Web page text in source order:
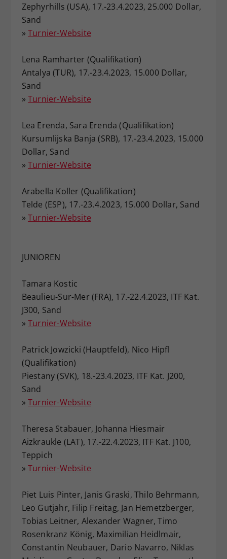
Zephyrhills (USA), 17.-23.4.2023, 25.000 Dollar,
Sand
» Turnier-Website
Lena Ramharter (Qualifikation)
Antalya (TUR), 17.-23.4.2023, 15.000 Dollar,
Sand
» Turnier-Website
Lea Erenda, Sara Erenda (Qualifikation)
Kursumlijska Banja (SRB), 17.-23.4.2023, 15.000
Dollar, Sand
» Turnier-Website
Arabella Koller (Qualifikation)
Telde (ESP), 17.-23.4.2023, 15.000 Dollar, Sand
» Turnier-Website
JUNIOREN
Tamara Kostic
Beaulieu-Sur-Mer (FRA), 17.-22.4.2023, ITF Kat.
J300, Sand
» Turnier-Website
Patrick Jowzicki (Hauptfeld), Nico Hipfl
(Qualifikation)
Piestany (SVK), 18.-23.4.2023, ITF Kat. J200,
Sand
» Turnier-Website
Theresa Stabauer, Johanna Hiesmair
Aizkraukle (LAT), 17.-22.4.2023, ITF Kat. J100,
Teppich
» Turnier-Website
Piet Luis Pinter, Janis Graski, Thilo Behrmann,
Leo Gutjahr, Filip Freitag, Jan Hemetzberger,
Tobias Leitner, Alexander Wagner, Timo
Rosenkranz König, Maximilian Heidlmair,
Constantin Neubauer, Dario Navarro, Niklas